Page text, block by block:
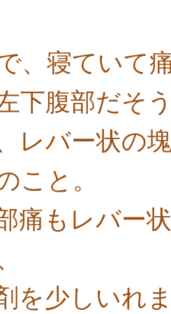
、寝ていて
下腹部だそ
レバー状の
こと。
痛もレバー
を少しいれ